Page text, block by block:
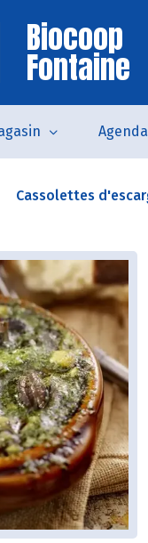
Biocoop
Fontaine
Agenda
Cassolettes